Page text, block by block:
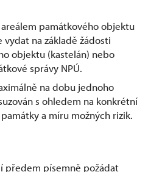
památkového objektu
vydat na základě žádosti
objektu (kastelán) nebo
správy NPÚ.
na dobu jednoho
s ohledem na konkrétní
a míru možných rizik.
předem písemně požádat